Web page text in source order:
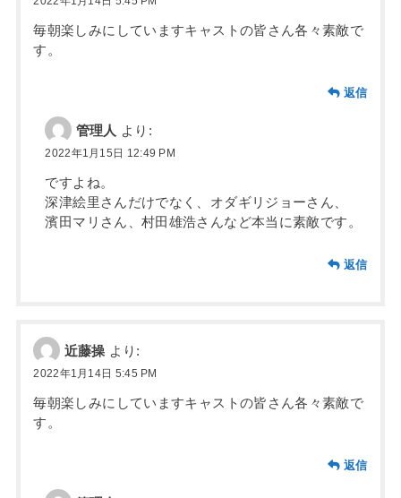
毎朝楽しみにしていますキャストの皆さん各々素敵で
す。
返信
管理人 より:
2022年1月15日 12:49 PM
ですよね。
深津絵里さんだけでなく、オダギリジョーさん、
濱田マリさん、村田雄浩さんなど本当に素敵です。
返信
近藤操 より:
2022年1月14日 5:45 PM
毎朝楽しみにしていますキャストの皆さん各々素敵で
す。
返信